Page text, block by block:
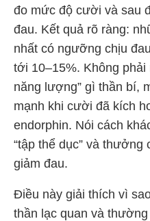
đo mức độ cười và sau
đau. Kết quả rõ ràng:
nhất có ngưỡng chịu
tới 10–15%. Không phải
năng lượng” gì thần bí,
mạnh khi cười đã kích
endorphin. Nói cách
“tập thể dục” và thưởng
giảm đau.
Điều này giải thích vì
thần lạc quan và